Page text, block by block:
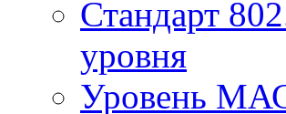
Стандарт
уровня
Уровень